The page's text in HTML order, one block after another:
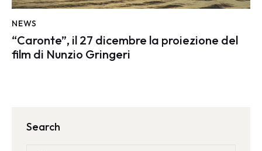
NEWS
“Caronte”, il 27 dicembre la proiezione del
film di Nunzio Gringeri
Search